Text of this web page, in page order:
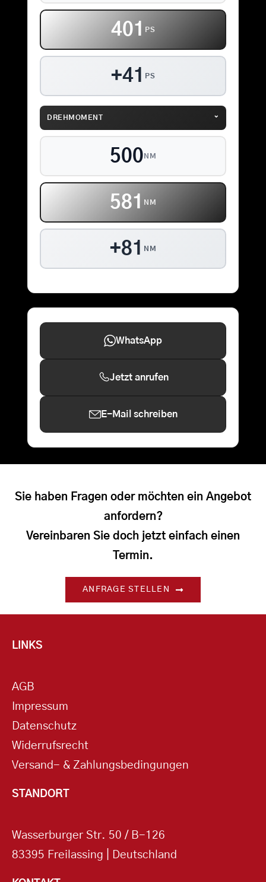
401 PS
+41 PS
DREHMOMENT ⌄
500 NM
581 NM
+81 NM
WhatsApp
Jetzt anrufen
E-Mail schreiben
Sie haben Fragen oder möchten ein Angebot
anfordern?
Vereinbaren Sie doch jetzt einfach einen
Termin.
ANFRAGE STELLEN
LINKS
AGB
Impressum
Datenschutz
Widerrufsrecht
Versand- & Zahlungsbedingungen
STANDORT
Wasserburger Str. 50 / B-126
83395 Freilassing | Deutschland